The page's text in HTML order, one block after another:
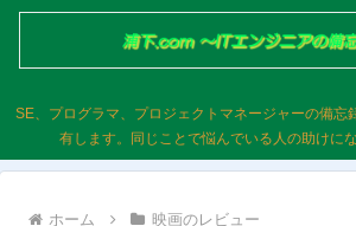
SE、プログラマ、プロジェクトマネージャーの備忘
有します。同じことで悩んでいる人の助けに
ホーム 映画のレビュー